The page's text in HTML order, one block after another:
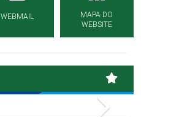
WEBMAIL
MAPA DO
WEBSITE